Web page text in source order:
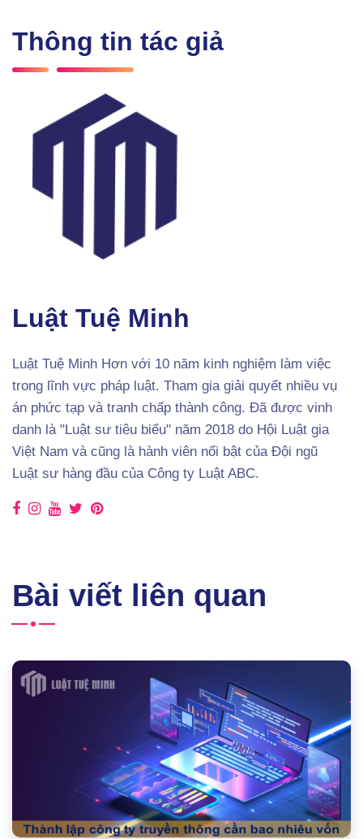
Thông tin tác giả
Luật Tuệ Minh
Luật Tuệ Minh Hơn với 10 năm kinh nghiệm làm việc
trong lĩnh vực pháp luật. Tham gia giải quyết nhiều vụ
án phức tạp và tranh chấp thành công. Đã được vinh
danh là "Luật sư tiêu biểu" năm 2018 do Hội Luật gia
Việt Nam và cũng là hành viên nổi bật của Đội ngũ
Luật sư hàng đầu của Công ty Luật ABC.
Bài viết liên quan